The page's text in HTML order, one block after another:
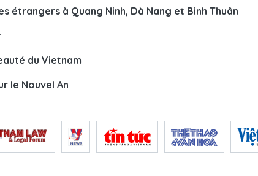
étrangers à Quang Ninh, Dà Nang et Binh Thuân
du Vietnam
le Nouvel An